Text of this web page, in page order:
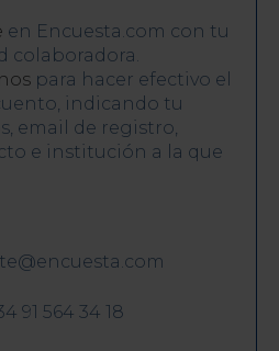
en Encuesta.com con tu
colaboradora.
para hacer efectivo el
indicando tu
email de registro,
e institución a la que
91 564 34 18